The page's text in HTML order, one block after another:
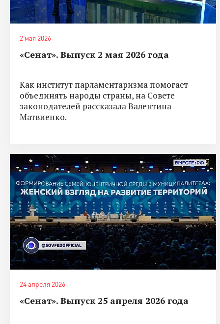
2 мая 2026
«Сенат». Выпуск 2 мая 2026 года
Как институт парламентаризма помогает
объединять народы страны, на Совете
законодателей рассказала Валентина
Матвиенко.
24 апреля 2026
«Сенат». Выпуск 25 апреля 2026 года